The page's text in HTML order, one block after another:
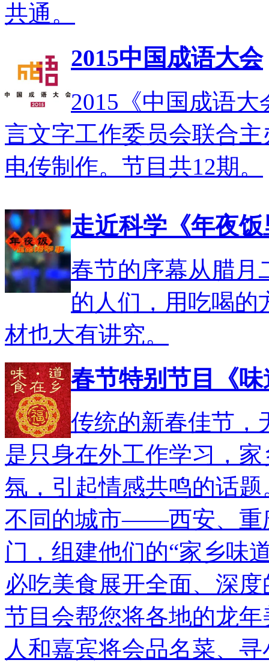
共通。
2015中国成语大会
2015《中国成语
言文字工作委员会联合
电传制作。节目共12期。
走近科学《年夜
春节的序幕从腊月
的人们，用吃喝的
材也大有讲究。
春节特别节目《
传统的新春佳节，
是只身在外工作学习，
氛，引起情感共鸣的话
不同的城市――西安、重
门，组建他们的“家乡味
必吃美食展开全面、深
节目会帮您将各地的龙
人和嘉宾将会品名菜、